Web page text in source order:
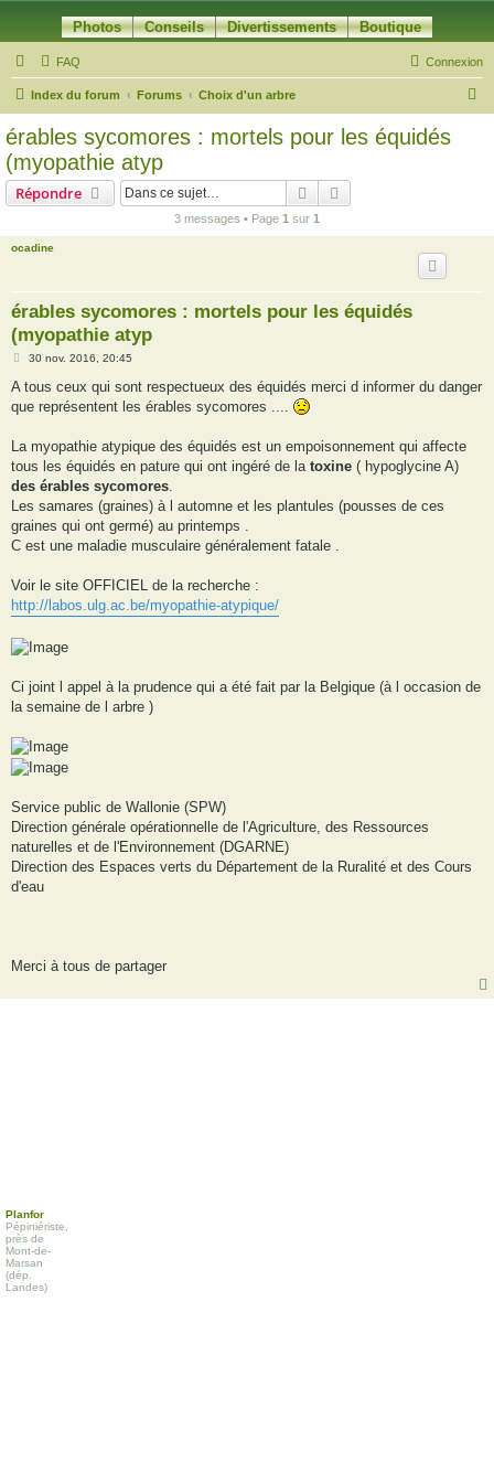
Photos Conseils Divertissements Boutique
FAQ Connexion
Index du forum Forums Choix d'un arbre
érables sycomores : mortels pour les équidés
(myopathie atyp
Répondre Rechercher
3 messages • Page 1 sur 1
ocadine
érables sycomores : mortels pour les équidés
(myopathie atyp
M
s
a
30 nov. 2016, 20:45
A tous ceux qui sont respectueux des équidés merci d informer du danger
que représentent les érables sycomores ....
La myopathie atypique des équidés est un empoisonnement qui affecte
tous les équidés en pature qui ont ingéré de la toxine ( hypoglycine A)
des érables sycomores.
Les samares (graines) à l automne et les plantules (pousses de ces
graines qui ont germé) au printemps .
C est une maladie musculaire généralement fatale .
Voir le site OFFICIEL de la recherche :
http://labos.ulg.ac.be/myopathie-atypique/
Ci joint l appel à la prudence qui a été fait par la Belgique (à l occasion de
la semaine de l arbre )
Service public de Wallonie (SPW)
Direction générale opérationnelle de l'Agriculture, des Ressources
naturelles et de l'Environnement (DGARNE)
Direction des Espaces verts du Département de la Ruralité et des Cours
d'eau
Merci à tous de partager
Planfor
Pépiniériste,
près de
Mont-de-
Marsan
(dép.
Landes)